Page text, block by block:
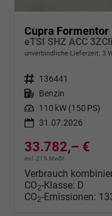
Cupra Formentor
eTSI SHZ ACC
unverbindliche Lieferzeit: 3
Fahrzeugnr. 136441
Kraftstoff Benzin
Leistung 110 kW (150 PS)
31.07.2026
33.782,– €
incl. 21% MwSt.
Verbrauch
CO2-Klasse: D
CO2-Emissionen: